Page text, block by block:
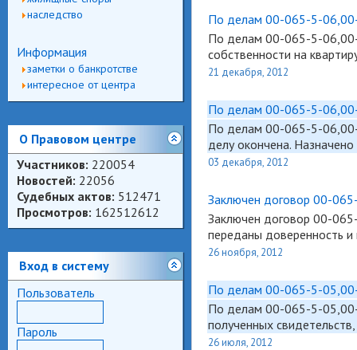
наследство
Информация
заметки о банкротстве
интересное от центра
О Правовом центре
Участников: 220054
Новостей: 22056
Судебных актов: 512471
Просмотров: 162512612
Вход в систему
Пользователь
Пароль
По делам 00-065-5-06,00-
По делам 00-065-5-
собственности на
21 декабря, 2012
По делам 00-065-5-
По делам 00-065-5-
делу окончена.
03 декабря, 2012
Заключен договор 00-
Заключен договор 00-
переданы доверенность
26 ноября, 2012
По делам 00-065-5-
По делам 00-065-5-
полученных
26 июля, 2012